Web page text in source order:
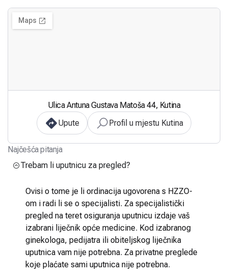
Ulica Antuna Gustava Matoša 44, Kutina
Upute
Profil u mjestu Kutina
Najčešća pitanja
Trebam li uputnicu za pregled?
Ovisi o tome je li ordinacija ugovorena s HZZO-
om i radi li se o specijalisti. Za specijalistički
pregled na teret osiguranja uputnicu izdaje vaš
izabrani liječnik opće medicine. Kod izabranog
ginekologa, pedijatra ili obiteljskog liječnika
uputnica vam nije potrebna. Za privatne preglede
koje plaćate sami uputnica nije potrebna.